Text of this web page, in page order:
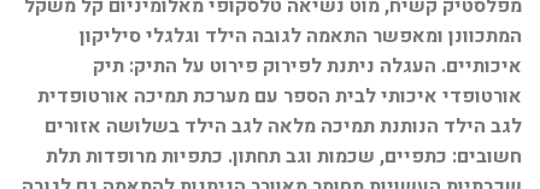
מפלסטיק קשיח, מוט נשיאה טלסקופי מאלומיניום קל משקל
המתכוונן ומאפשר התאמה לגובה הילד וגלגלי סיליקון
איכותיים. העגלה ניתנת לפירוק פירוט על התיק: תיק
אורטופדי איכותי לבית הספר עם מערכת תמיכה אורטופדית
לגב הילד הנותנת תמיכה מלאה לגב הילד בשלושה אזורים
חשובים: כתפיים, שכמות וגב תחתון. כתפיות מרופדות תלת